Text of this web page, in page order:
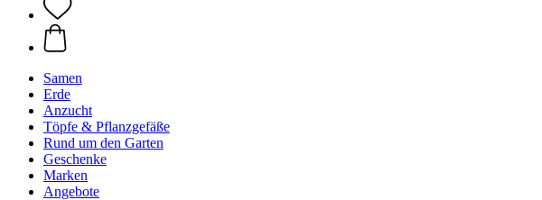
Samen
Erde
Anzucht
Töpfe & Pflanzgefäße
Rund um den Garten
Geschenke
Marken
Angebote